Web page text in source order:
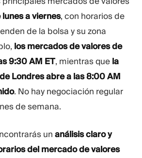
lunes a viernes, con horarios de
de la bolsa y su zona
los mercados de valores de
9:30 AM ET, mientras que la
Londres abre a las 8:00 AM
. No hay negociación regular
de semana.
un análisis claro y
del mercado de valores
Sobre Nosotros
Eventos
Números
Carreras